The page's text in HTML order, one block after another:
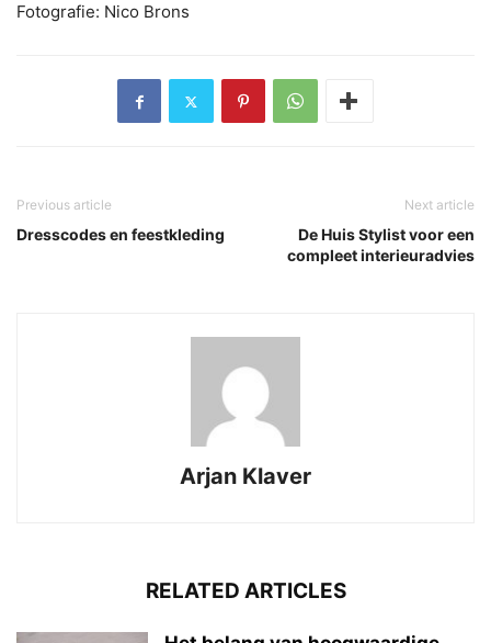
Fotografie: Nico Brons
Previous article
Dresscodes en feestkleding
Next article
De Huis Stylist voor een
compleet interieuradvies
Arjan Klaver
RELATED ARTICLES